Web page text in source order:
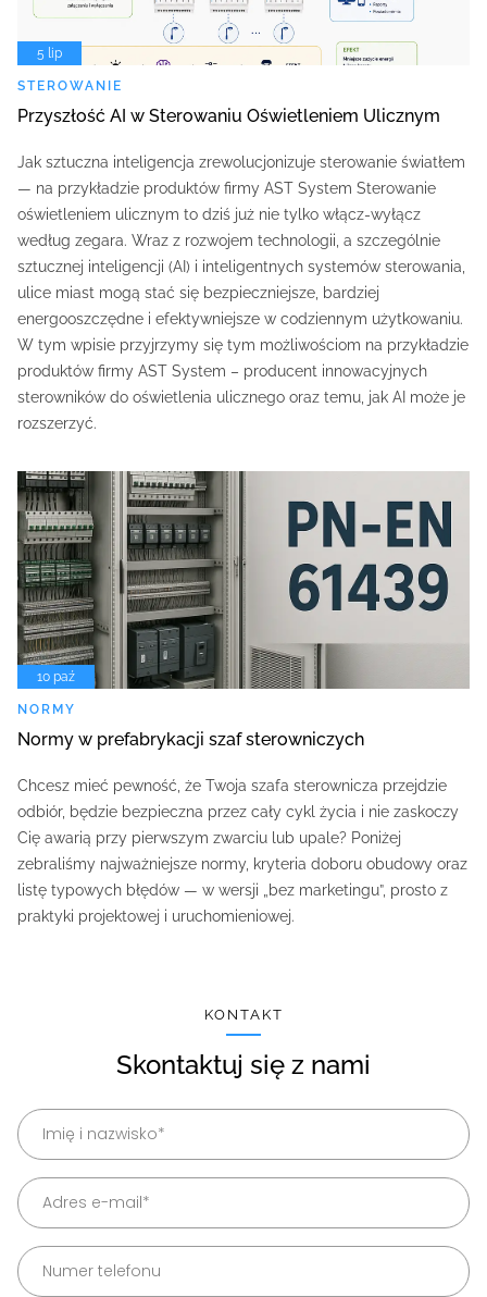
5 lip
STEROWANIE
Przyszłość AI w Sterowaniu Oświetleniem Ulicznym
Jak sztuczna inteligencja zrewolucjonizuje sterowanie światłem
— na przykładzie produktów firmy AST System Sterowanie
oświetleniem ulicznym to dziś już nie tylko włącz-wyłącz
według zegara. Wraz z rozwojem technologii, a szczególnie
sztucznej inteligencji (AI) i inteligentnych systemów sterowania,
ulice miast mogą stać się bezpieczniejsze, bardziej
energooszczędne i efektywniejsze w codziennym użytkowaniu.
W tym wpisie przyjrzymy się tym możliwościom na przykładzie
produktów firmy AST System – producent innowacyjnych
sterowników do oświetlenia ulicznego oraz temu, jak AI może je
rozszerzyć.
10 paź
NORMY
Normy w prefabrykacji szaf sterowniczych
Chcesz mieć pewność, że Twoja szafa sterownicza przejdzie
odbiór, będzie bezpieczna przez cały cykl życia i nie zaskoczy
Cię awarią przy pierwszym zwarciu lub upale? Poniżej
zebraliśmy najważniejsze normy, kryteria doboru obudowy oraz
listę typowych błędów — w wersji „bez marketingu”, prosto z
praktyki projektowej i uruchomieniowej.
KONTAKT
Skontaktuj się z nami